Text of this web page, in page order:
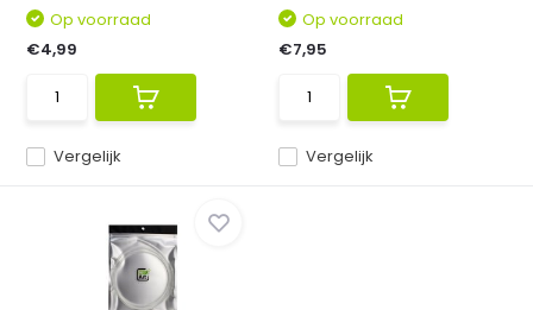
Vergelijk
Op voorraad
€4,99
Vergelijk
Op voorraad
€7,95